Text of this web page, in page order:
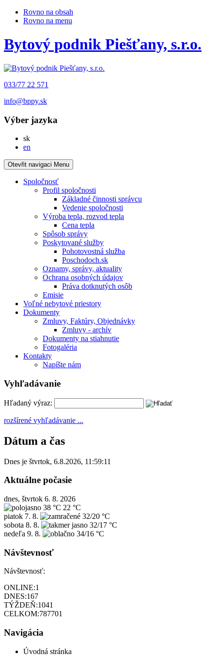
Rovno na obsah
Rovno na menu
Bytový podnik Piešťany, s.r.o.
033/77 22 571
info@bppy.sk
Výber jazyka
skSlovensky
en
Otevřit navigaci Menu
Spoločnosť
Profil spoločnosti
Základné činnosti správcu
Vedenie spoločnosti
Výroba tepla, rozvod tepla
Cena tepla
Spôsob správy
Poskytované služby
Pohotovostná služba
Poschodoch.sk
Oznamy, správy, aktuality
Ochrana osobných údajov
Práva dotknutých osôb
Emisie
Voľné nebytové priestory
Dokumenty
Zmluvy, Faktúry, Objednávky
Zmluvy - archív
Dokumenty na stiahnutie
Fotogaléria
Kontakty
Napíšte nám
Vyhľadávanie
Hľadaný výraz:
rozšírené vyhľadávanie ...
Dátum a čas
Dnes je štvrtok, 6.8.2026, 11:59:11
Aktuálne počasie
dnes, štvrtok 6. 8. 2026
38 °C 22 °C
piatok 7. 8.
32/20 °C
sobota 8. 8.
32/17 °C
nedeľa 9. 8. 34/16 °C
Návštevnosť
Návštevnosť:
ONLINE:1
DNES:167
TÝŽDEŇ:1041
CELKOM:787701
Navigácia
Úvodná stránka